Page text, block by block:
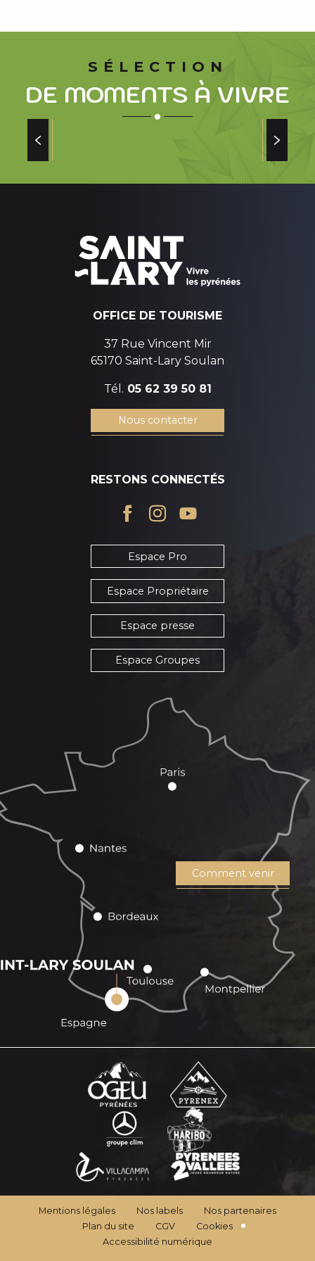
SÉLECTION
DE MOMENTS À VIVRE
OFFICE DE TOURISME
37 Rue Vincent Mir
65170 Saint-Lary Soulan
Tél. 05 62 39 50 81
Nous contacter
RESTONS CONNECTÉS
Espace Pro
Espace Propriétaire
Espace presse
Espace Groupes
Comment venir
Mentions légales Nos labels
Nos partenaires
Plan du site
CGV
Cookies
Accessibilité numérique